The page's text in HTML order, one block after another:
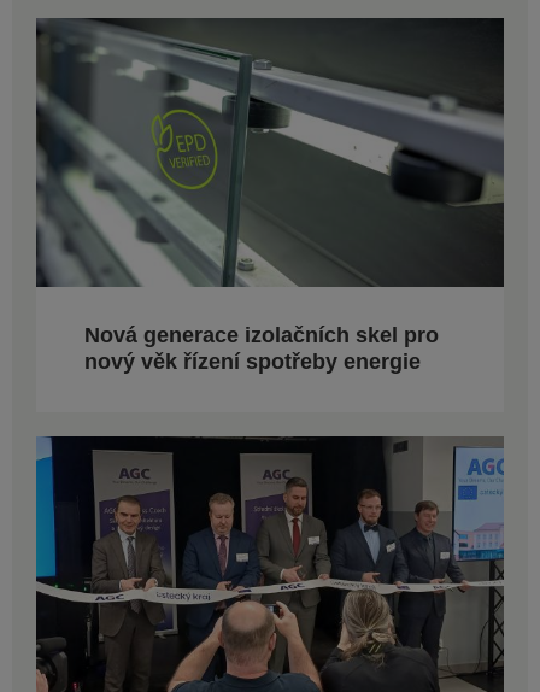
Nová generace izolačních skel pro
nový věk řízení spotřeby energie